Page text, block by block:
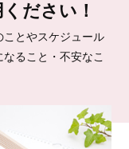
ださい！
ことやスケジュール
ること・不安なこ